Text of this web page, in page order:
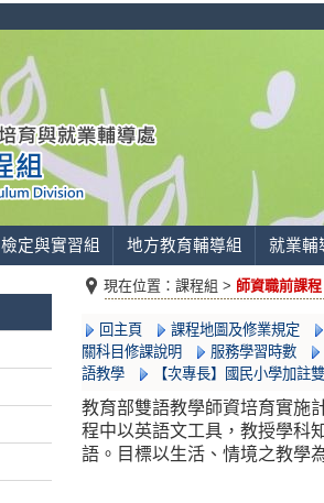
檢定與實習組 地方教育輔導組 就業輔
現在位置： 課程組 > 師資職前課程
回主頁
課程地圖及修業規定
關科目修課說明
服務學習時數
語教學
【次專長】國民小學加註
教育部雙語教學師資培育實施
程中以英語文工具，教授學科
語。目標以生活、情境之教學